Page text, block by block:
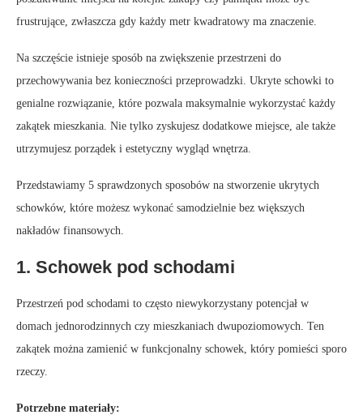
frustrujące, zwłaszcza gdy każdy metr kwadratowy ma znaczenie.
Na szczęście istnieje sposób na zwiększenie przestrzeni do
przechowywania bez konieczności przeprowadzki. Ukryte schowki to
genialne rozwiązanie, które pozwala maksymalnie wykorzystać każdy
zakątek mieszkania. Nie tylko zyskujesz dodatkowe miejsce, ale także
utrzymujesz porządek i estetyczny wygląd wnętrza.
Przedstawiamy 5 sprawdzonych sposobów na stworzenie ukrytych
schowków, które możesz wykonać samodzielnie bez większych
nakładów finansowych.
1. Schowek pod schodami
Przestrzeń pod schodami to często niewykorzystany potencjał w
domach jednorodzinnych czy mieszkaniach dwupoziomowych. Ten
zakątek można zamienić w funkcjonalny schowek, który pomieści sporo
rzeczy.
Potrzebne materiały: